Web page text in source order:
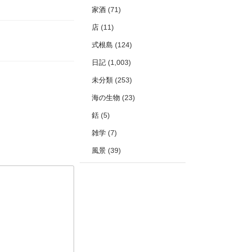
家酒 (71)
店 (11)
式根島 (124)
日記 (1,003)
未分類 (253)
海の生物 (23)
銛 (5)
雑学 (7)
風景 (39)